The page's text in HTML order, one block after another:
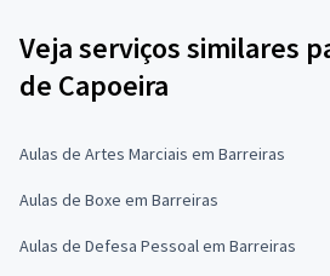
Veja serviços similares
de Capoeira
Aulas de Artes Marciais em Barreiras
Aulas de Boxe em Barreiras
Aulas de Defesa Pessoal em Barreiras